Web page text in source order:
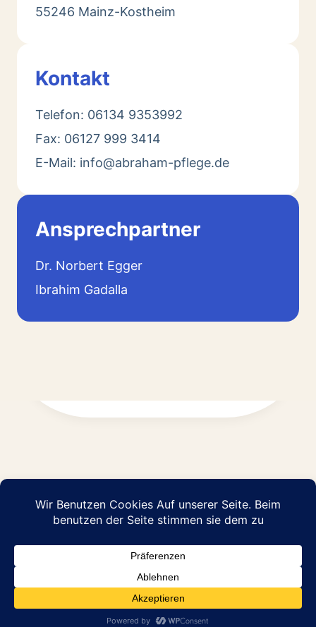
55246 Mainz-Kostheim
Kontakt
Telefon: 06134 9353992
Fax: 06127 999 3414
E-Mail: info@abraham-pflege.de
Ansprechpartner
Dr. Norbert Egger
Ibrahim Gadalla
© 2026 Abraham Pflege GmbH